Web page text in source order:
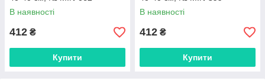
В наявності
412 ₴
Купити
В наявності
412 ₴
Купити